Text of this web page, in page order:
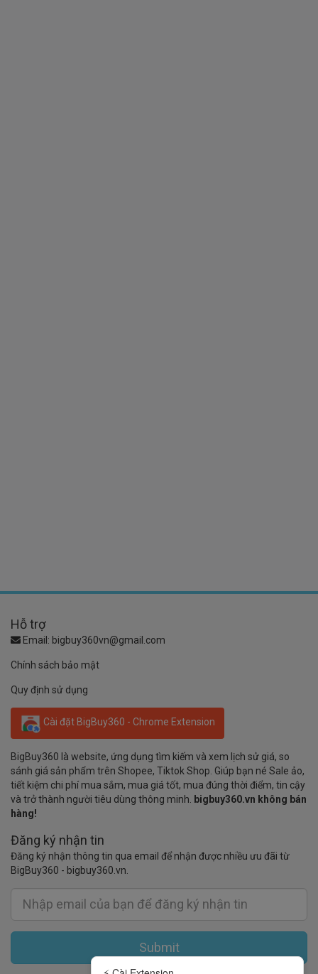
Hỗ trợ
Email: bigbuy360vn@gmail.com
Chính sách bảo mật
Quy định sử dụng
Cài đặt BigBuy360 - Chrome Extension
BigBuy360 là website, ứng dụng tìm kiếm và xem lịch sử giá, so
sánh giá sản phẩm trên Shopee, Tiktok Shop. Giúp bạn né Sale ảo,
tiết kiệm chi phí mua sắm, mua giá tốt, mua đúng thời điểm, tin cậy
và trở thành người tiêu dùng thông minh.
bigbuy360.vn không bán
hàng!
Đăng ký nhận tin
Đăng ký nhận thông tin qua email để nhận được nhiều ưu đãi từ
BigBuy360 - bigbuy360.vn.
Submit